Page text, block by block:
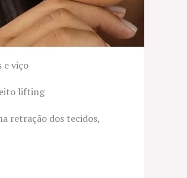
e viço
lifting
retração dos tecidos,